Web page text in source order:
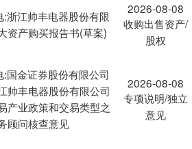
:浙江帅丰电器股份有限
资产购买报告书(草案)
2026-08-08
收购出售资产/
股权
:国金证券股份有限公司
帅丰电器股份有限公司
产业政策和交易类型之
顾问核查意见
2026-08-08
专项说明/独立
意见